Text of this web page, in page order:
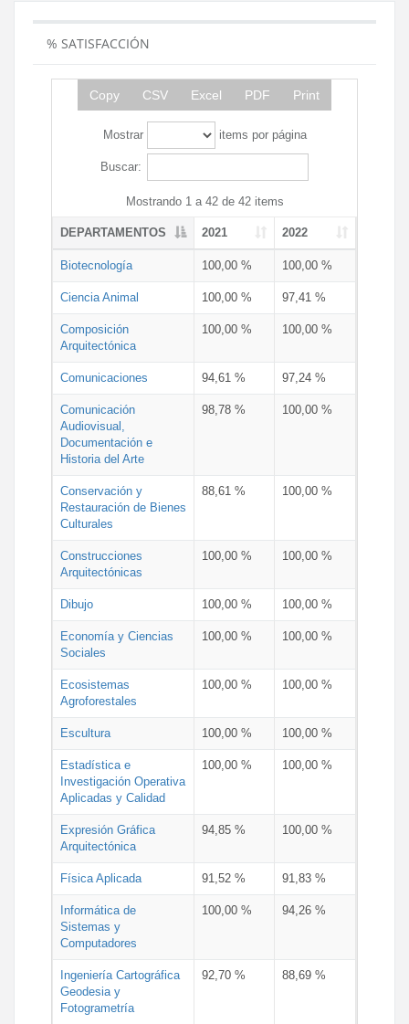
% SATISFACCIÓN
Copy CSV Excel PDF Print
Mostrar items por página
Buscar:
Mostrando 1 a 42 de 42 items
DEPARTAMENTOS 2021 2022
Biotecnología 100,00 % 100,00 %
Ciencia Animal 100,00 % 97,41 %
Composición
Arquitectónica
100,00 % 100,00 %
Comunicaciones 94,61 % 97,24 %
Comunicación
Audiovisual,
Documentación e
Historia del Arte
98,78 % 100,00 %
Conservación y
Restauración de Bienes
Culturales
88,61 % 100,00 %
Construcciones
Arquitectónicas
100,00 % 100,00 %
Dibujo 100,00 % 100,00 %
Economía y Ciencias
Sociales
100,00 % 100,00 %
Ecosistemas
Agroforestales
100,00 % 100,00 %
Escultura 100,00 % 100,00 %
Estadística e
Investigación Operativa
Aplicadas y Calidad
100,00 % 100,00 %
Expresión Gráfica
Arquitectónica
94,85 % 100,00 %
Física Aplicada 91,52 % 91,83 %
Informática de
Sistemas y
Computadores
100,00 % 94,26 %
Ingeniería Cartográfica
Geodesia y
Fotogrametría
92,70 % 88,69 %